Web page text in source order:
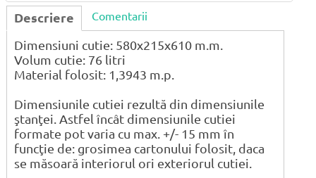
Descriere Comentarii
Dimensiuni cutie: 580x215x610 m.m.
Volum cutie: 76 litri
Material folosit: 1,3943 m.p.
Dimensiunile cutiei rezultă din dimensiunile
ştanţei. Astfel încât dimensiunile cutiei
formate pot varia cu max. +/- 15 mm în
funcţie de: grosimea cartonului folosit, daca
se măsoară interiorul ori exteriorul cutiei.